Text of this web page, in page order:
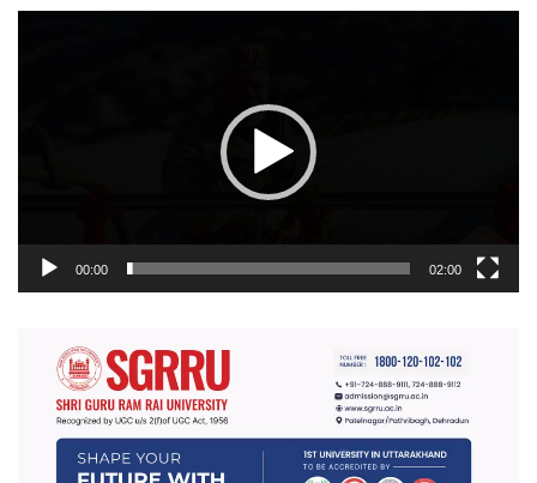
00:00 02:00